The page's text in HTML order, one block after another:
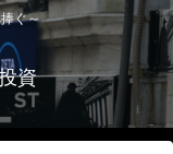
ぐ～
資